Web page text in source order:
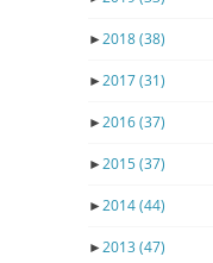
►2018(38)
►2017(31)
►2016(37)
►2015(37)
►2014(44)
►2013 (47)